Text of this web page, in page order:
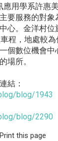
應用學系許惠
要服務的對象
心。金洋村位
程，地處較
個數位機會中
場所。
結：
blog/1943
blog/2290
Print this page